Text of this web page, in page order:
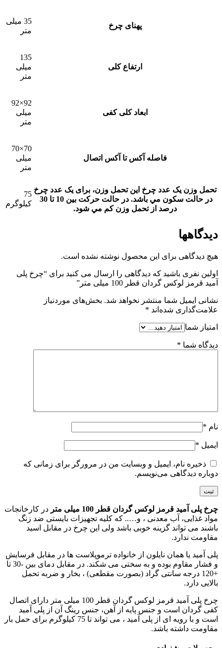
پهنای چرخ
35 میلی
متر
ارتفاع کلی
135
میلی
متر
ابعاد کلی کفی
92×92
میلی
متر
فاصله آکس تا آکس اتصال
70×70
میلی
متر
تحمل وزن یک عدد چرخ این تحمل وزن، برای يک عدد چرخ
درصد از تحمل وزن کم مي شود.
75
کیلوگرم
دیدگاهها
هیچ دیدگاهی برای این محصول نوشته نشده است.
اولین نفری باشید که دیدگاهی را ارسال می کنید برای “چرخ پلی
آمید قرمز لوکس گردان قطر 100 میلی متر”
نشانی ایمیل شما منتشر نخواهد شد. بخش‌های موردنیاز
علامت‌گذاری شده‌اند *
امتیاز شما
دیدگاه شما *
نام *
ایمیل *
ذخیره نام، ایمیل و وبسایت من در مرورگر برای زمانی که
دوباره دیدگاهی می‌نویسم.
چرخ پلی آمید قرمز لوکس گردان قطر 100 میلی متر
در کارخانجات
مواد غذایی، آب معدنی ، و….. که کلیه تجهیزات بایستی ضد زنگ
باشند می تواند گزینه خوبی باشد ولی این چرخ در مقابل اسید
مقاومت ندارد.
پلی آمید یا همان نایلون از خانواده ترموپلاست ها در مقابل فرسایش
و فشار مقاوم بوده و به سختی می شکند. در مقابل دمای بین -30 تا
+120 درجه سانتی گراد (بصورت مقطعی) ، بخار و ضربه تحمل
بالایی دارد.
چرخ پلی آمید قرمز لوکس گردان قطر 100 میلی متر دارای اتصال
کفی گردان است و جنس پایه از آهن، جنس رینگ آن از پلی آمید
است و با رویه ای از پلی آمید ، می تواند تا 75 کیلوگرم برای حمل بار
مقاومت داشته باشد.